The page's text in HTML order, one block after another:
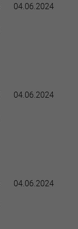
04.06.2024
04.06.2024
04.06.2024